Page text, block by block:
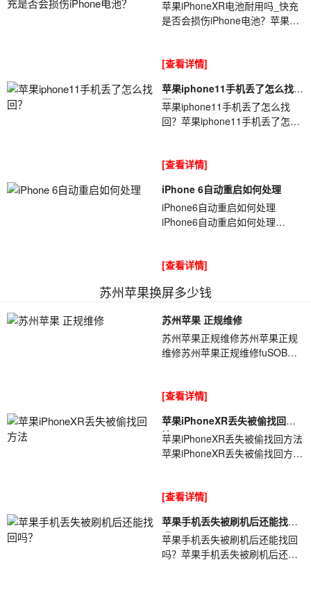
苹果iPhoneXR电池耐用吗_快充
是否会损伤iPhone电池？苹果
示，快充对iPhoneXR的...
[查看详情]
苹果iphone11手机丢了怎么找
回？
苹果iphone11手机丢了怎么找
回？苹果iphone11手机丢了怎么
手了这款新机。那...
[查看详情]
iPhone 6自动重启如何处理
iPhone6自动重启如何处理
iPhone6自动重启如何处理
还有苹果的旧款手...
[查看详情]
苏州苹果换屏多少钱
苏州苹果 正规维修
苏州苹果正规维修苏州苹果正规
维修苏州苹果正规维修fuSOBO
着每天使用时...
[查看详情]
苹果iPhoneXR丢失被偷找回方
法
苹果iPhoneXR丢失被偷找回方法
苹果iPhoneXR丢失被偷找回方法
国内华为和...
[查看详情]
苹果手机丢失被刷机后还能找回
吗
苹果手机丢失被刷机后还能找回
吗？苹果手机丢失被刷机后还能